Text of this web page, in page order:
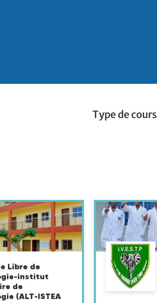
Type de cours
Libre de
institut
de
(ALT-ISTEA